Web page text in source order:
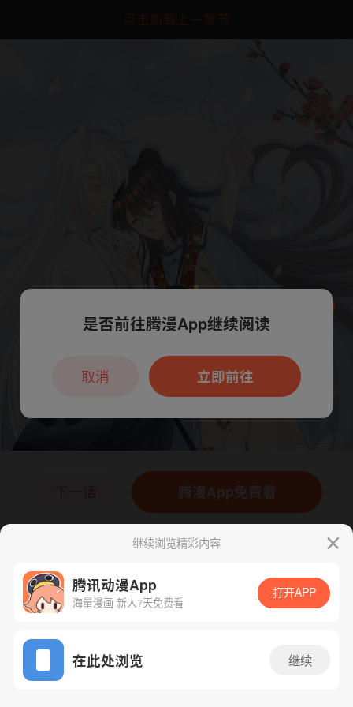
点击加载上一章节
App免费看
腾漫App免费看
继续浏览精彩内容
腾讯动漫App
海量漫画 新人7天免费看
打开APP
在此处浏览 继续
本章节仅支持App阅读，可打开App新用
户7天免费看
是否前往腾漫App继续阅读
立即前往
取消